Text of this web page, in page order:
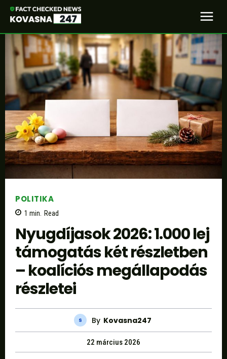
POLITIKA
1 min. Read
Nyugdíjasok 2026: 1.000 lej
támogatás két részletben
– koalíciós megállapodás
részletei
By Kovasna247
22 március 2026